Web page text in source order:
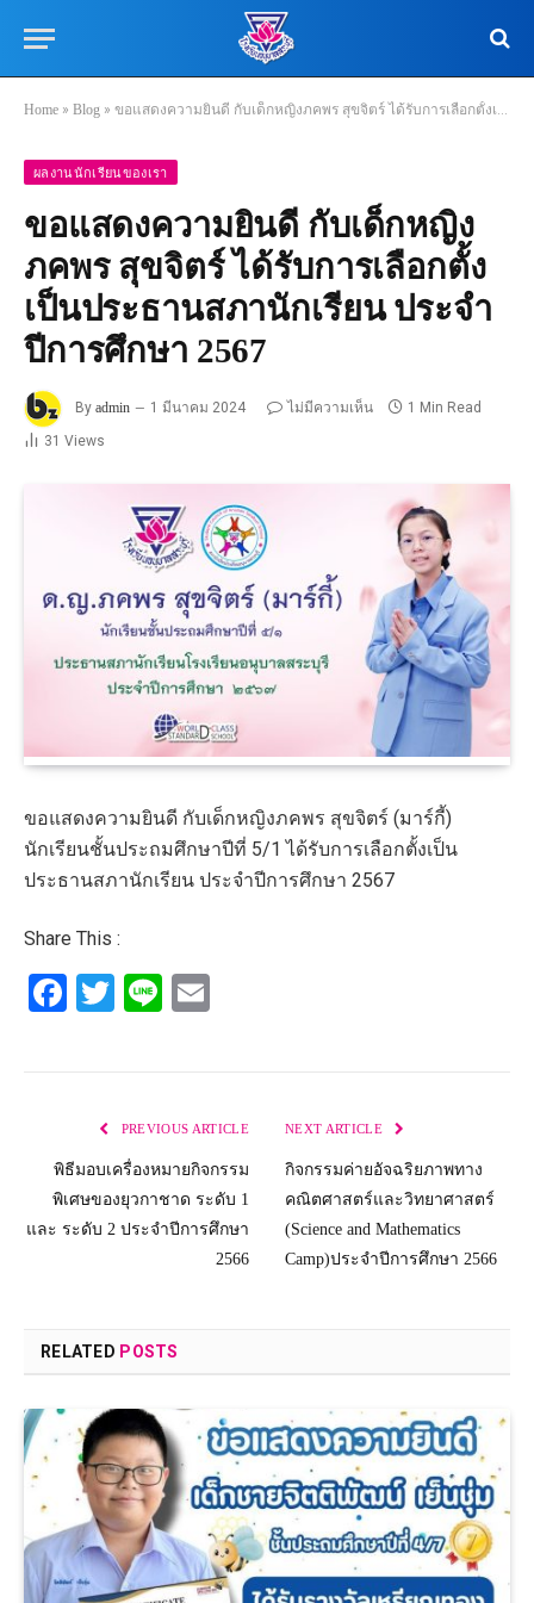
Home » Blog » ขอแสดงความยินดี กับเด็กหญิงภคพร สุขจิตร์ ได้รับการเลือกตั้งเป็นประธานสภานักเรียน ประจำปีการศึกษา 2567
ผลงานนักเรียนของเรา
ขอแสดงความยินดี กับเด็กหญิง
ภคพร สุขจิตร์ ได้รับการเลือกตั้ง
เป็นประธานสภานักเรียน ประจำ
ปีการศึกษา 2567
By admin 1 มีนาคม 2024 ไม่มีความเห็น
1 Min Read
31 Views
ขอแสดงความยินดี กับเด็กหญิงภคพร สุขจิตร์ (มาร์กี้)
นักเรียนชั้นประถมศึกษาปีที่ 5/1 ได้รับการเลือกตั้งเป็น
ประธานสภานักเรียน ประจำปีการศึกษา 2567
Share This :
Facebook
Twitter
Line
PREVIOUS ARTICLE
พิธีมอบเครื่องหมายกิจกรรม
พิเศษของยุวกาชาด ระดับ 1
และ ระดับ 2 ประจำปีการศึกษา
2566
NEXT ARTICLE
กิจกรรมค่ายอัจฉริยภาพทาง
คณิตศาสตร์และวิทยาศาสตร์
(Science and Mathematics
Camp)ประจำปีการศึกษา 2566
RELATED POSTS